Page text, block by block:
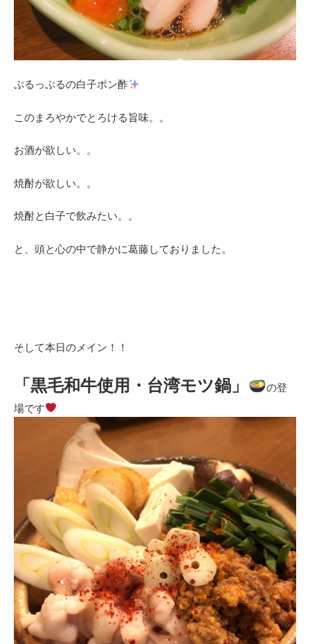
ぷるっぷるの白子ポン酢
このまろやかでとろける旨味。。
お酒が欲しい。。
焼酎が欲しい。。
焼酎と白子で飲みたい。。
と、頭と心の中で静かに葛藤しておりました。
そして本日のメイン！！
「黒毛和牛使用・台湾モツ鍋」
の登
場です